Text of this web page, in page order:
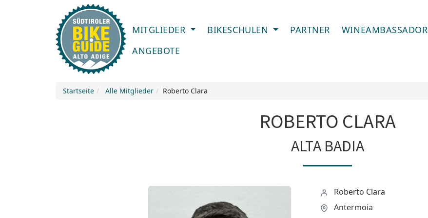
MITGLIEDER BIKESCHULEN PARTNER WINEAMBASSADOR
ANGEBOTE
Startseite Alle Mitglieder Roberto Clara
ROBERTO CLARA
ALTA BADIA
Roberto Clara
Antermoia